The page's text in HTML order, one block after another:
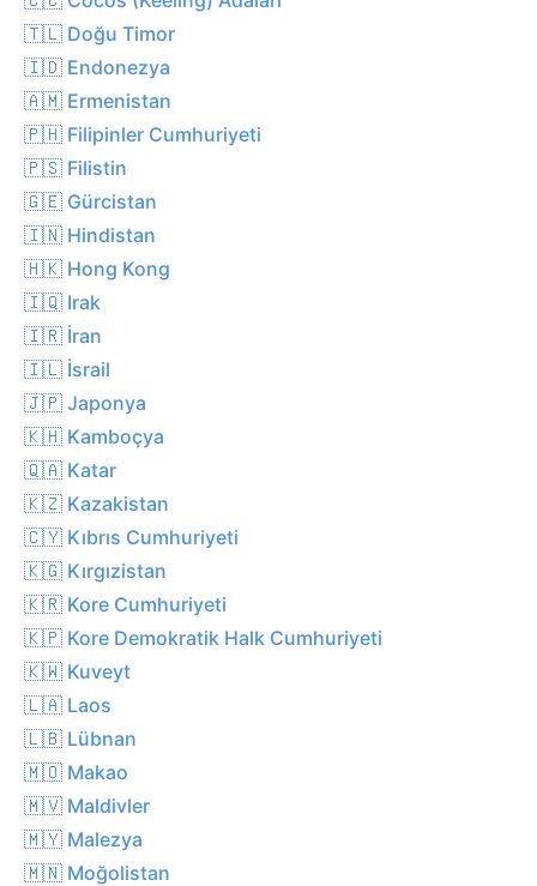
🇹🇱 Doğu Timor
🇮🇩 Endonezya
🇦🇲 Ermenistan
🇵🇭 Filipinler Cumhuriyeti
🇵🇸 Filistin
🇬🇪 Gürcistan
🇮🇳 Hindistan
🇭🇰 Hong Kong
🇮🇶 Irak
🇮🇷 İran
🇮🇱 İsrail
🇯🇵 Japonya
🇰🇭 Kamboçya
🇶🇦 Katar
🇰🇿 Kazakistan
🇨🇾 Kıbrıs Cumhuriyeti
🇰🇬 Kırgızistan
🇰🇷 Kore Cumhuriyeti
🇰🇵 Kore Demokratik Halk Cumhuriyeti
🇰🇼 Kuveyt
🇱🇦 Laos
🇱🇧 Lübnan
🇲🇴 Makao
🇲🇻 Maldivler
🇲🇾 Malezya
🇲🇳 Moğolistan